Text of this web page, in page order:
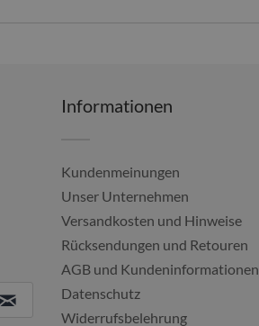
Informationen
Kundenmeinungen
Unser Unternehmen
Versandkosten und Hinweise
Rücksendungen und Retouren
AGB und Kundeninformationen
Datenschutz
Widerrufsbelehrung
Alles gut geklappt, immer
Ulf, 04.08.2026